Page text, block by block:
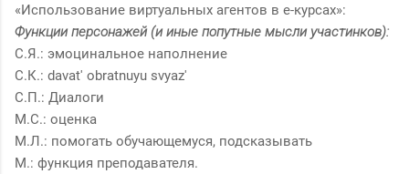
«Использование виртуальных агентов в е-курсах»:
Функции персонажей (и иные попутные мысли участинков):
С.Я.: эмоцинальное наполнение
С.К.: davat' obratnuyu svyaz'
С.П.: Диалоги
М.С.: оценка
М.Л.: помогать обучающемуся, подсказывать
М.: функция преподавателя.